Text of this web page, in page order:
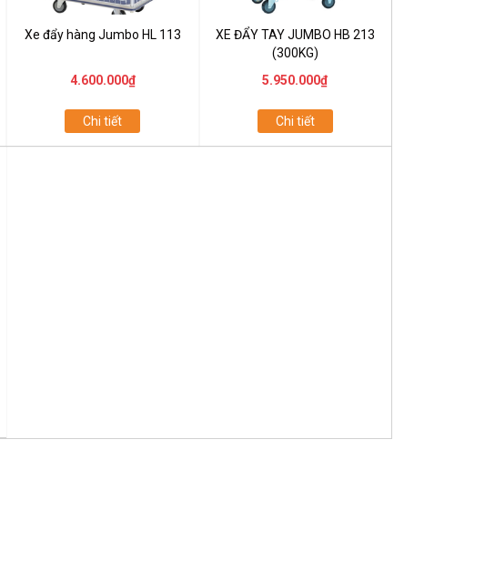
Xe đẩy hàng Jumbo HL 113
4.600.000₫
Chi tiết
XE ĐẨY TAY JUMBO HB 213
(300KG)
5.950.000₫
Chi tiết